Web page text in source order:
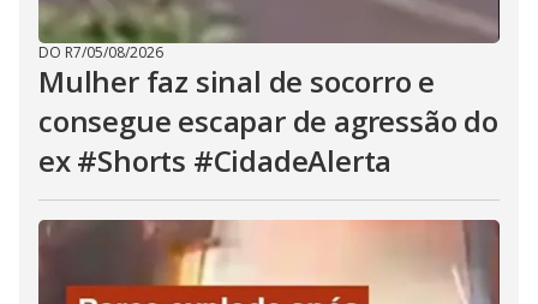
DO R7/05/08/2026
Mulher faz sinal de socorro e
consegue escapar de agressão do
ex #Shorts #CidadeAlerta